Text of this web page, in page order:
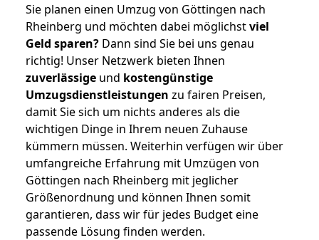
Sie planen einen Umzug von Göttingen nach
Rheinberg und möchten dabei möglichstviel
Geld sparen? Dann sind Sie bei uns genau
richtig! Unser Netzwerk bieten Ihnen
zuverlässige und kostengünstige
Umzugsdienstleistungen zu fairen Preisen,
damit Sie sich um nichts anderes als die
wichtigen Dinge in Ihrem neuen Zuhause
kümmern müssen. Weiterhin verfügen wir über
umfangreiche Erfahrung mit Umzügen von
Göttingen nach Rheinberg mit jeglicher
Größenordnung und können Ihnen somit
garantieren, dass wir für jedes Budget eine
passende Lösung finden werden.